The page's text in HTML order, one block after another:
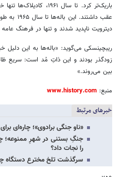
باریک‌تر کرد. تا سال
عقب
دیترویت ناپدید شدند و تنها در فرهنگ عامه و خاطرات
ریبچینسکی می‌گوید: «باله‌ها به این دلیل
زودگذر بودند و این ذاتِ مُد است: سریع
بین می‌روند.»
منبع:
خبرهای مرتبط
«ناو جنگی برادوی»؛ چاره‌ای
جنگِ بستنی در شهرِ ممنوعه؛
را نجات داد؟
سرگذشت تلخ مخترع دستگاه